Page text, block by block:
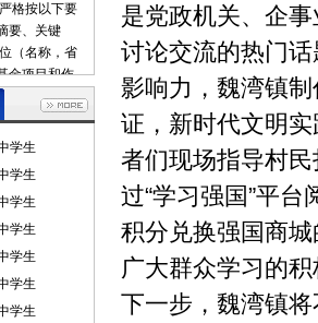
格按以下要
要、关键
（名称，省
金项目和作
：项目名称
生年－），
籍贯，职
用阿拉伯数
插图下方应
三线表，表
．参考文献
的文献。其
注。参考文
学生
学生
学生
学生
学生
学生
学生
是党政机关、企
讨论交流的热门
影响力，魏湾镇
证，新时代文明
者们现场指导村
过“学习强国”平
积分兑换强国商
广大群众学习的
下一步，魏湾镇